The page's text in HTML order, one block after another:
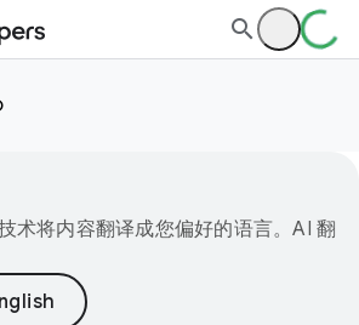
术将内容翻译成您偏好的语言。AI 翻